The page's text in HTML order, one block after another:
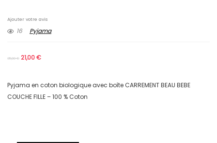
Ajouter votre avis
16 Pyjama
35,00€ 21,00€
Pyjama en coton biologique avec boîte CARREMENT BEAU BEBE
COUCHE FILLE – 100 % Coton